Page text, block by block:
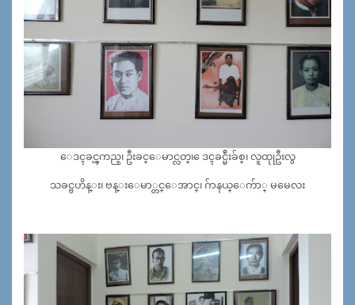
ေဒၚခင္ၾကည္၊ ဦးခင္ေမာင္လတ္၊ ေဒၚခင္မ်ဴိးခ်စ္၊ လူထုုဦးလွ
သခင္ဗဟိန္း၊ ဗန္းေမာ္တင္ေအာင္၊ ဂ်ာနယ္ေက်ာ္ မမေလး